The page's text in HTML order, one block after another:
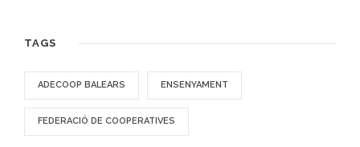
TAGS
ADECOOP BALEARS ENSENYAMENT
FEDERACIÓ DE COOPERATIVES